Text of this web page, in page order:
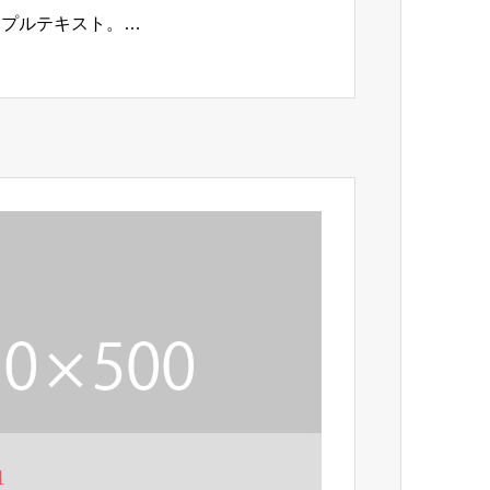
ルテキスト。…